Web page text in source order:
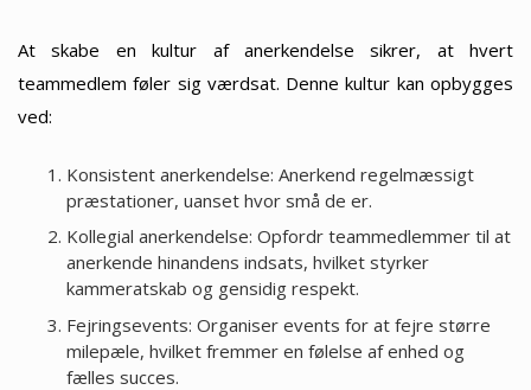
At skabe en kultur af anerkendelse sikrer, at hvert
teammedlem føler sig værdsat. Denne kultur kan opbygges
ved:
Konsistent anerkendelse: Anerkend regelmæssigt
præstationer, uanset hvor små de er.
Kollegial anerkendelse: Opfordr teammedlemmer til at
anerkende hinandens indsats, hvilket styrker
kammeratskab og gensidig respekt.
Fejringsevents: Organiser events for at fejre større
milepæle, hvilket fremmer en følelse af enhed og
fælles succes.